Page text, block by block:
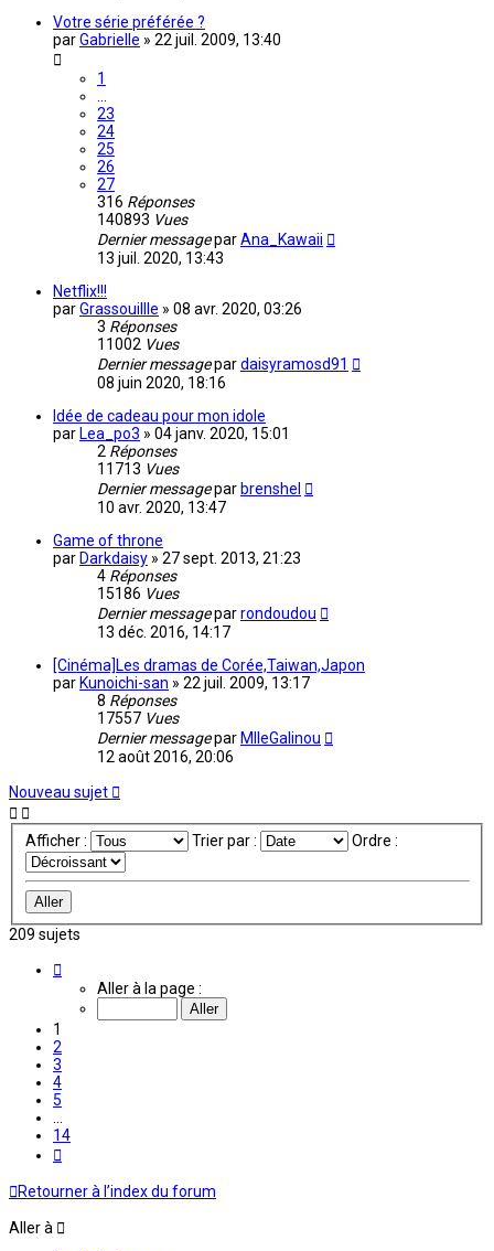
Votre série préférée ?
parGabrielle » 22 juil. 2009, 13:40
1
23
24
25
26
27
316 Réponses
140893 Vues
Dernier messageparAna_Kawaii
13 juil. 2020, 13:43
Netflix!!!
parGrassouillle » 08 avr. 2020, 03:26
3 Réponses
11002 Vues
Dernier messagepardaisyramosd91
08 juin 2020, 18:16
Idée de cadeau pour mon idole
par Lea_po3 » 04 janv. 2020, 15:01
2 Réponses
11713 Vues
Dernier messagepar brenshel
10 avr. 2020, 13:47
Game of throne
par Darkdaisy » 27 sept. 2013, 21:23
4 Réponses
15186 Vues
Dernier messageparrondoudou
13 déc. 2016, 14:17
[Cinéma]Les dramas de Corée,Taiwan,Japon
par Kunoichi-san » 22 juil. 2009, 13:17
8 Réponses
17557 Vues
Dernier messagepar MlleGalinou
12 août 2016, 20:06
Nouveau sujet
Afficher : Trier par : Ordre :
209 sujets
Aller à la page :
1
2
3
4
5
14
Retourner à l’index du forum
Aller à